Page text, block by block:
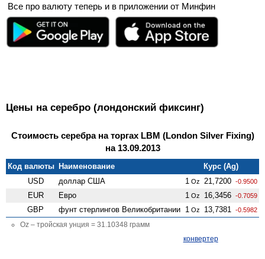
Все про валюту теперь и в приложении от Минфин
Цены на серебро (лондонский фиксинг)
Стоимость серебра на торгах LBM (London Silver Fixing)
на 13.09.2013
Код валюты Наименование
Курс (Ag)
USD
доллар США 1 Oz 21,7200 -0.9500
EUR Евро 1 Oz 16,3456 -0.7059
GBP фунт стерлингов Велико­британии 1 Oz 13,7381 -0.5982
Oz – тройская унция = 31.10348 грамм
конвертер